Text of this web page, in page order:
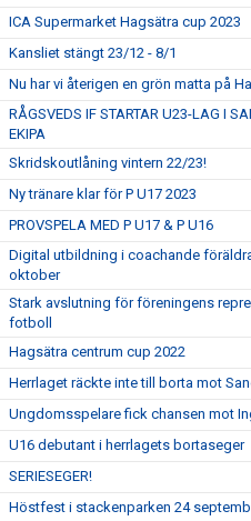
ICA Supermarket Hagsätra cup 2023
Kansliet stängt 23/12 - 8/1
Nu har vi återigen en grön matta på
RÅGSVEDS IF STARTAR U23-LAG I
EKIPA
Skridskoutlåning vintern 22/23!
Ny tränare klar för P U17 2023
PROVSPELA MED P U17 & P U16
Digital utbildning i coachande
oktober
Stark avslutning för föreningens
fotboll
Hagsätra centrum cup 2022
Herrlaget räckte inte till borta mot
Ungdomsspelare fick chansen mot
U16 debutant i herrlagets bortaseger
SERIESEGER!
Höstfest i stackenparken 24